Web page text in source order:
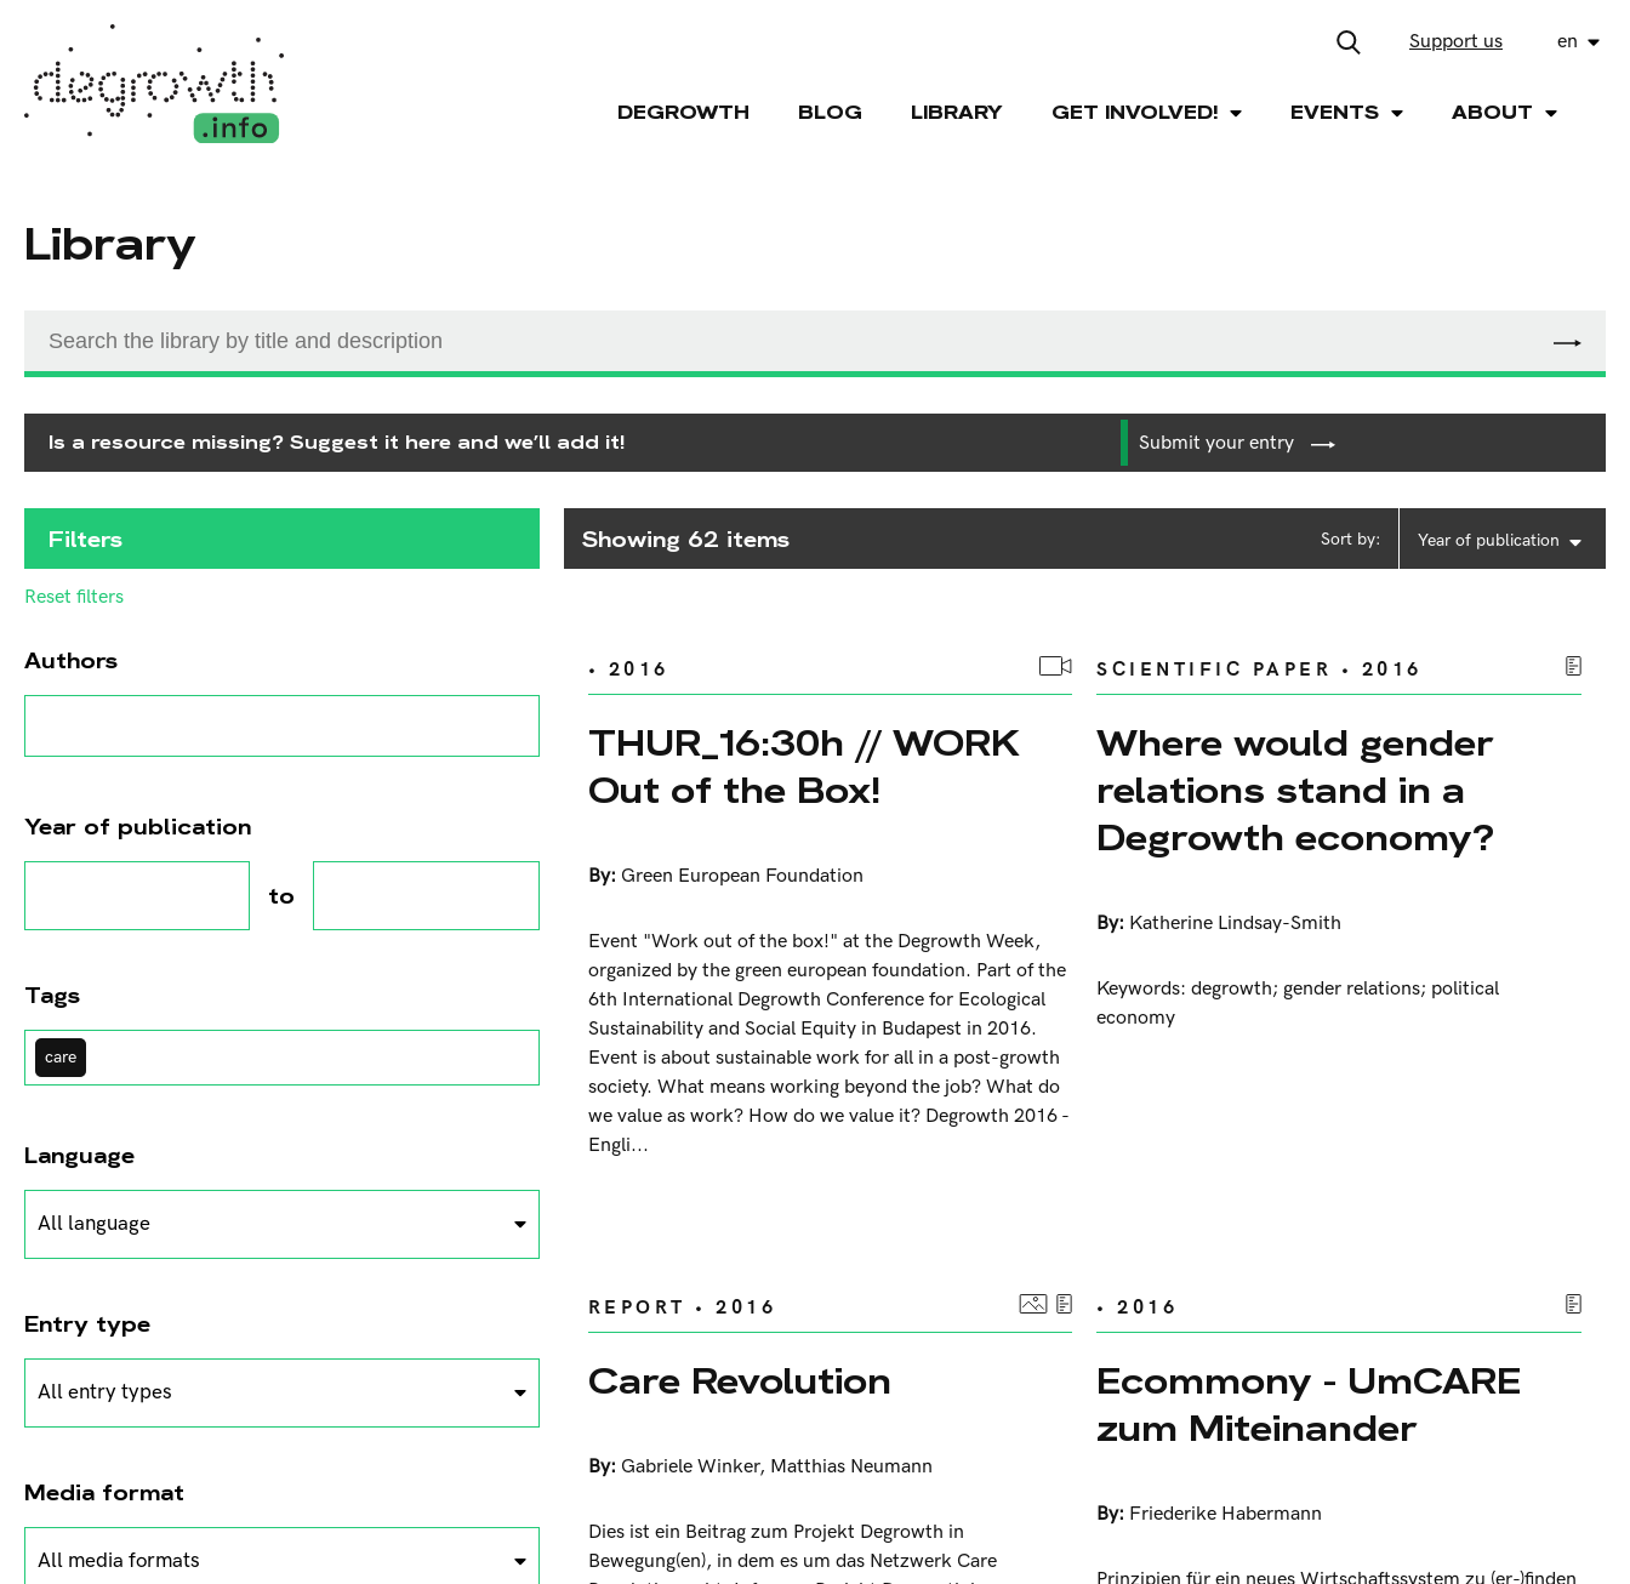
Support us en
DEGROWTH BLOG LIBRARY GET INVOLVED! EVENTS ABOUT
Library
Is a resource missing? Suggest it here and we’ll add it! Submit your entry
Filters
Reset filters
Authors
Year of publication
to
Tags
care
Language
All language
Entry type
All entry types
Media format
All media formats
Showing 62 items Sort by: Year of publication
• 2016
THUR_16:30h // WORK
Out of the Box!
By: Green European Foundation
Event "Work out of the box!" at the Degrowth Week,
organized by the green european foundation. Part of the
6th International Degrowth Conference for Ecological
Sustainability and Social Equity in Budapest in 2016.
Event is about sustainable work for all in a post-growth
society. What means working beyond the job? What do
we value as work? How do we value it? Degrowth 2016 -
Engli...
SCIENTIFIC PAPER • 2016
Where would gender
relations stand in a
Degrowth economy?
By: Katherine Lindsay-Smith
Keywords: degrowth; gender relations; political
economy
REPORT • 2016
Care Revolution
By: Gabriele Winker, Matthias Neumann
Dies ist ein Beitrag zum Projekt Degrowth in
Bewegung(en), in dem es um das Netzwerk Care
• 2016
Ecommony - UmCARE
zum Miteinander
By: Friederike Habermann